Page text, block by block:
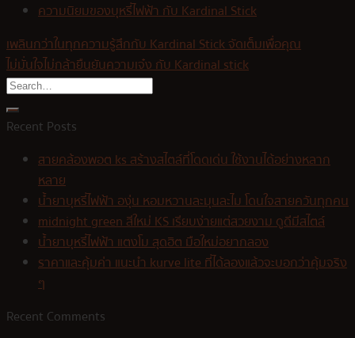
ความนิยมของบุหรี่ไฟฟ้า กับ Kardinal Stick
เพลินกว่าในทุกความรู้สึกกับ Kardinal Stick จัดเต็มเพื่อคุณ
ไม่มั่นใจไม่กล้ายืนยันความเจ๋ง กับ Kardinal stick
Recent Posts
สายคล้องพอต ks สร้างสไตล์ที่โดดเด่น ใช้งานได้อย่างหลาก
หลาย
น้ำยาบุหรี่ไฟฟ้า องุ่น หอมหวานละมุนละไม โดนใจสายควันทุกคน
midnight green สีใหม่ KS เรียบง่ายแต่สวยงาม ดูดีมีสไตล์
น้ำยาบุหรี่ไฟฟ้า แตงโม สุดฮิต มือใหม่อยากลอง
ราคาและคุ้มค่า แนะนำ kurve lite ที่ได้ลองแล้วจะบอกว่าคุ้มจริง
ๆ
Recent Comments